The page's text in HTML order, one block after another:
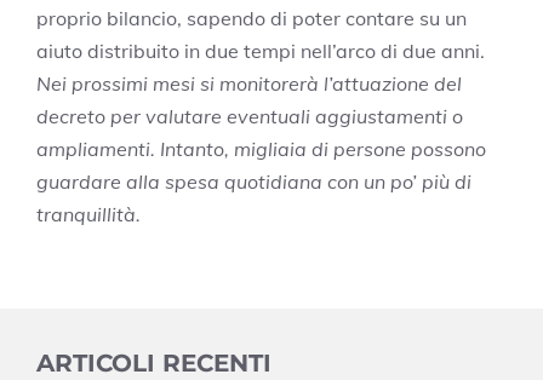
proprio bilancio, sapendo di poter contare su un
aiuto distribuito in due tempi nell’arco di due anni.
Nei prossimi mesi si monitorerà l’attuazione del
decreto per valutare eventuali aggiustamenti o
ampliamenti. Intanto, migliaia di persone possono
guardare alla spesa quotidiana con un po’ più di
tranquillità.
ARTICOLI RECENTI